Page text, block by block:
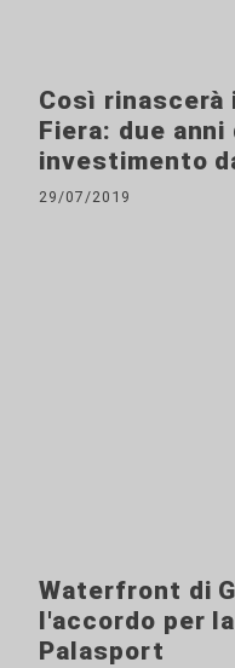
Così
Fiera: due
investimento
29/07/2019
Waterfront di
l'accordo per
Palasport